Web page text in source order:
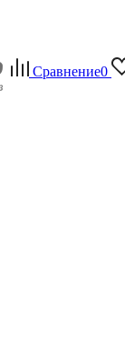
Сравнение0